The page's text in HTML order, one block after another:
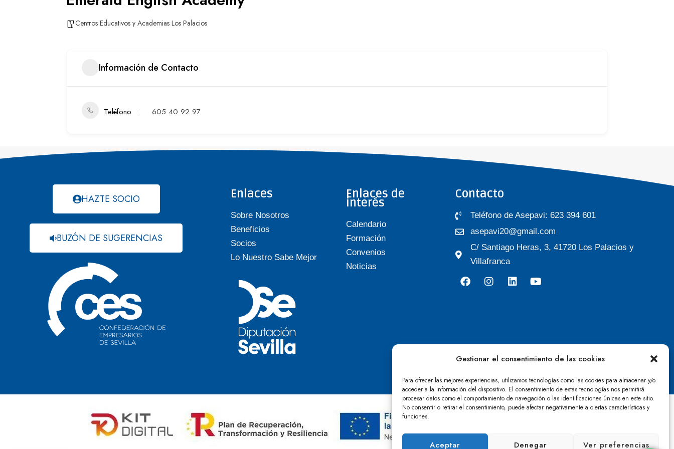
Gestionar el consentimiento de las cookies
Para ofrecer las mejores experiencias, utilizamos tecnologías como las cookies para almacenar y/o
acceder a la información del dispositivo. El consentimiento de estas tecnologías nos permitirá
procesar datos como el comportamiento de navegación o las identificaciones únicas en este sitio.
No consentir o retirar el consentimiento, puede afectar negativamente a ciertas características y
funciones.
Aceptar Denegar Ver preferencias
Centros Educativos y Academias Los Palacios
Información de Contacto
Teléfono 605 40 92 97
HAZTE SOCIO
BUZÓN DE SUGERENCIAS
Enlaces
Sobre Nosotros
Beneficios
Socios
Lo Nuestro Sabe Mejor
Enlaces de
interés
Calendario
Formación
Convenios
Noticias
Contacto
Teléfono de Asepavi: 623 394 601
asepavi20@gmail.com
C/ Santiago Heras, 3, 41720 Los Palacios y
Villafranca